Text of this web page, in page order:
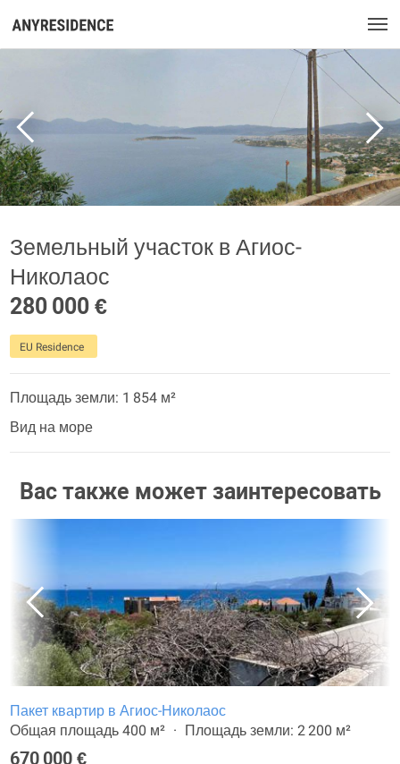
Земельный участок в Агиос-
Николаос
280 000 €
EU Residence
Площадь земли: 1 854 м²
Вид на море
Вас также может заинтересовать
Пакет квартир в Агиос-Николаос
Общая площадь 400 м²
Площадь земли: 2 200 м²
670 000 €